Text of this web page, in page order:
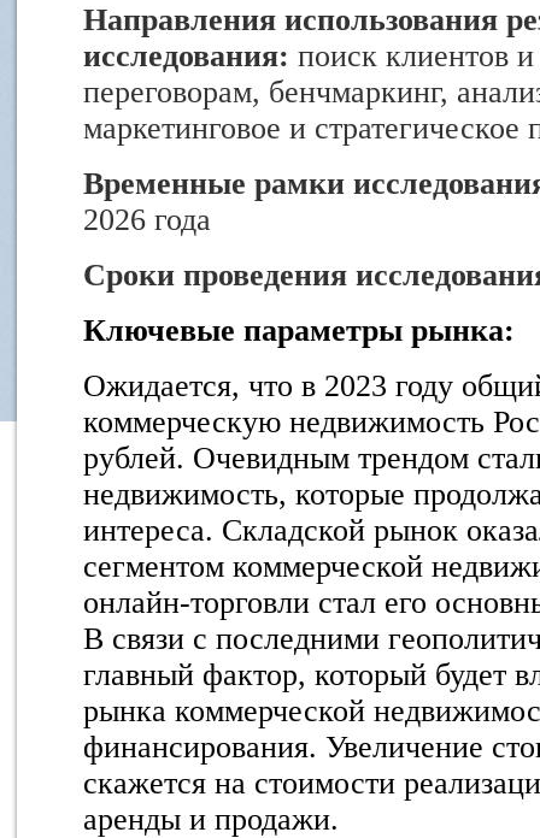
Направления использования
исследования: поиск клиентов
переговорам, бенчмаркинг,
маркетинговое и стратегическое
Временные рамки
2026 года
Сроки проведения
Ключевые параметры рынка:
Ожидается, что в 2023 году
коммерческую недвижимость
рублей. Очевидным трендом
недвижимость, которые
интереса. Складской рынок
сегментом коммерческой
онлайн-торговли стал его
В связи с последними
главный фактор, который будет
рынка коммерческой
финансирования. Увеличение
скажется на стоимости
аренды и продажи.